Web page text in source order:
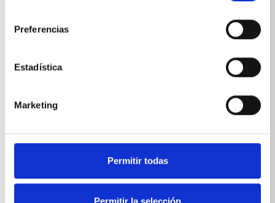
Preferencias
Estadística
Marketing
Permitir todas
Permitir la selección
ESPECIFICACIONES TÉCNICAS
VOLVER A LA LISTA